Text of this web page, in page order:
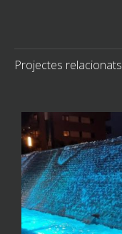
Projectes relacionats